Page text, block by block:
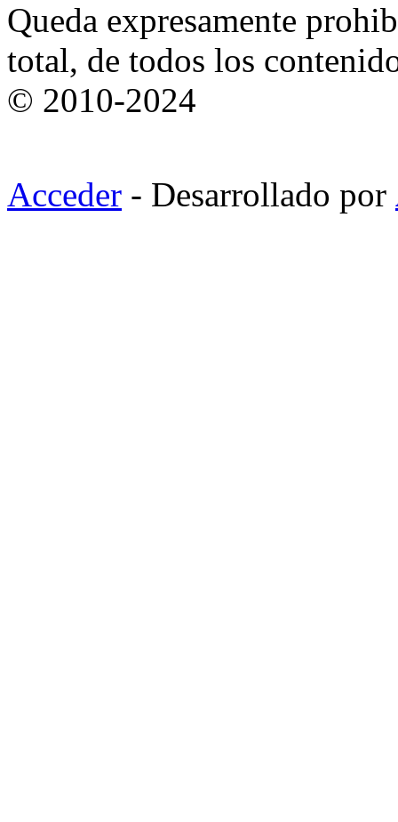
Queda expresamente
total, de todos los
© 2010-2024
Acceder - Desarrollado por